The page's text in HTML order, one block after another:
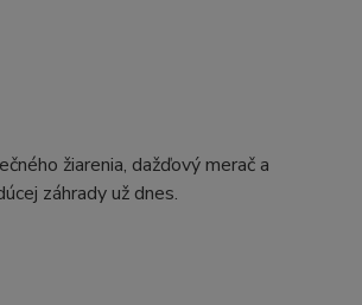
žiarenia, dažďový merač a
záhrady už dnes.